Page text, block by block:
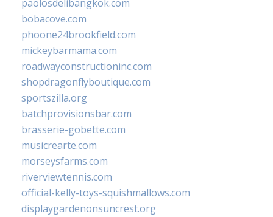
paolosdelibangkok.com
bobacove.com
phoone24brookfield.com
mickeybarmama.com
roadwayconstructioninc.com
shopdragonflyboutique.com
sportszilla.org
batchprovisionsbar.com
brasserie-gobette.com
musicrearte.com
morseysfarms.com
riverviewtennis.com
official-kelly-toys-squishmallows.com
displaygardenonsuncrest.org